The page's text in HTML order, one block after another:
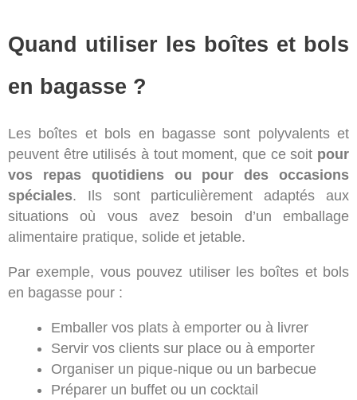
Quand utiliser les boîtes et bols
en bagasse ?
Les boîtes et bols en bagasse sont polyvalents et
peuvent être utilisés à tout moment, que ce soit pour
vos repas quotidiens ou pour des occasions
spéciales. Ils sont particulièrement adaptés aux
situations où vous avez besoin d’un emballage
alimentaire pratique, solide et jetable.
Par exemple, vous pouvez utiliser les boîtes et bols
en bagasse pour :
Emballer vos plats à emporter ou à livrer
Servir vos clients sur place ou à emporter
Organiser un pique-nique ou un barbecue
Préparer un buffet ou un cocktail